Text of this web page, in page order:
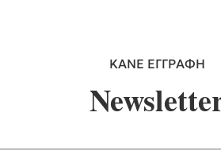
ΚΑΝΕ ΕΓΓΡΑΦΗ